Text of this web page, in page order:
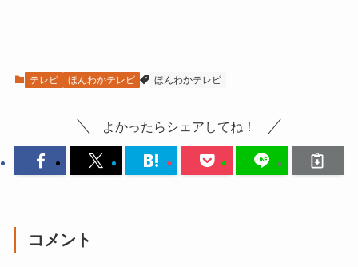
テレビ ほんわかテレビ ほんわかテレビ
よかったらシェアしてね！
コメント